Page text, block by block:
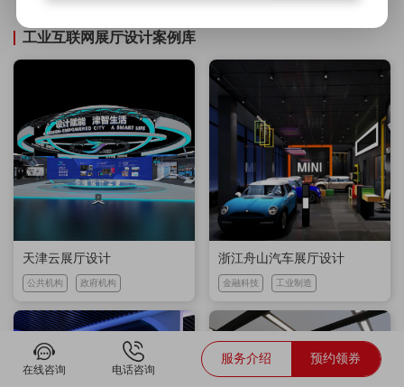
工业互联网展厅设计案例库
天津云展厅设计
公共机构 政府机构
浙江舟山汽车展厅设计
金融科技 工业制造
在线咨询 电话咨询
服务介绍 预约领券